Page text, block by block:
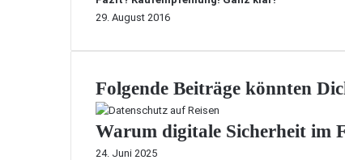
29. August 2016
Folgende Beiträge könnten
Warum digitale Sicherheit im
24. Juni 2025